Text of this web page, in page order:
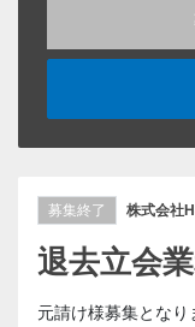
募集終了 株式会社
退去立会
元請け様募集とな